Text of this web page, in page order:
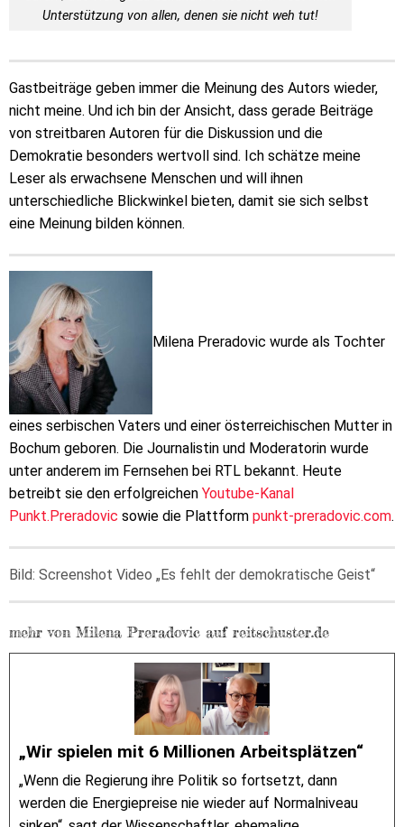
Unterstützung von allen, denen sie nicht weh tut!
Gastbeiträge geben immer die Meinung des Autors wieder,
nicht meine. Und ich bin der Ansicht, dass gerade Beiträge
von streitbaren Autoren für die Diskussion und die
Demokratie besonders wertvoll sind. Ich schätze meine
Leser als erwachsene Menschen und will ihnen
unterschiedliche Blickwinkel bieten, damit sie sich selbst
eine Meinung bilden können.
Milena Preradovic wurde als Tochter
eines serbischen Vaters und einer österreichischen Mutter in
Bochum geboren. Die Journalistin und Moderatorin wurde
unter anderem im Fernsehen bei RTL bekannt. Heute
betreibt sie den erfolgreichen Youtube-Kanal
Punkt.Preradovic sowie die Plattform punkt-preradovic.com.
Bild: Screenshot Video „Es fehlt der demokratische Geist“
mehr von Milena Preradovic auf reitschuster.de
„Wir spielen mit 6 Millionen Arbeitsplätzen“
„Wenn die Regierung ihre Politik so fortsetzt, dann
werden die Energiepreise nie wieder auf Normalniveau